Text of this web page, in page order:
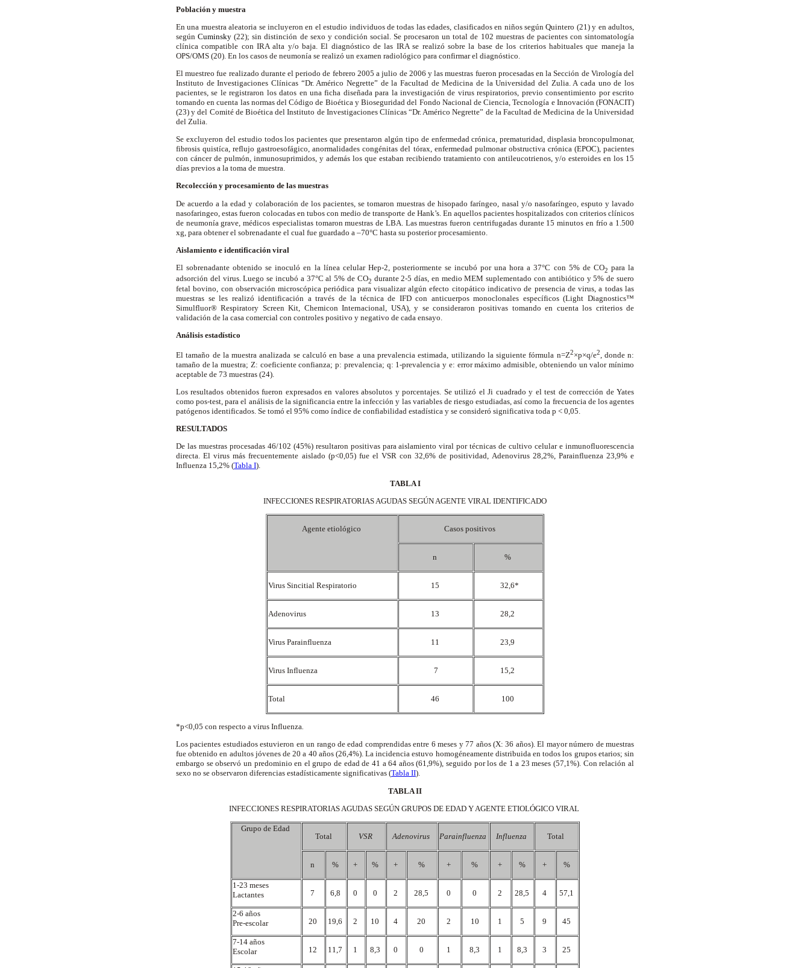
Población y muestra
En una muestra aleatoria se incluyeron en el estudio individuos de todas las edades, clasificados en niños según Quintero (21) y en adultos,
segúnCuminsky (22); sin distinción de sexo y condición social. Se procesaron un total de 102 muestras de pacientes con sintomatología
clínica compatible con IRA alta y/o baja. El diagnóstico de las IRA se realizó sobre la base de los criterios habituales que maneja la
OPS/OMS (20). En los casos de neumonía se realizó un examen radiológico para confirmar el diagnóstico.
El muestreo fue realizado durante el periodo de febrero 2005 a julio de 2006 y las muestras fueron procesadas en la Sección de Virología del
Instituto de Investigaciones Clínicas “Dr. Américo Negrette” de la Facultad de Medicina de la Universidad del Zulia. A cada uno de los
pacientes, se le registraron los datos en una ficha diseñada para la investigación de virus respiratorios, previo consentimiento por escrito
tomando en cuenta las normas del Código de Bioética y Bioseguridad del Fondo Nacional de Ciencia, Tecnología e Innovación (FONACIT)
(23) y del Comité de Bioética del Instituto de Investigaciones Clínicas “Dr. Américo Negrette” de la Facultad de Medicina de la Universidad
del Zulia.
Se excluyeron del estudio todos los pacientes que presentaron algún tipo de enfermedad crónica, prematuridad, displasia broncopulmonar,
fibrosis quistíca, reflujo gastroesofágico, anormalidades congénitas del tórax, enfermedad pulmonar obstructiva crónica (EPOC), pacientes
con cáncer de pulmón, inmunosuprimidos, y además los que estaban recibiendo tratamiento con antileucotrienos, y/o esteroides en los 15
días previos a la toma de muestra.
Recolección y procesamiento de las muestras
De acuerdo a la edad y colaboración de los pacientes, se tomaron muestras de hisopado faríngeo, nasal y/o nasofaríngeo, esputo y lavado
nasofaringeo, estas fueron colocadas en tubos con medio de transporte de Hank’s. En aquellos pacientes hospitalizados con criterios clínicos
de neumonía grave, médicos especialistas tomaron muestras de LBA. Las muestras fueron centrifugadas durante 15 minutos en frío a 1.500
xg, para obtener el sobrenadante el cual fue guardado a –70°C hasta su posterior procesamiento.
Aislamiento e identificación viral
El sobrenadante obtenido se inoculó en la línea celular Hep-2, posteriormente se incubó por una hora a 37°C con 5% de CO2 para la
adsorción del virus. Luego se incubó a 37°C al 5% de CO2 durante 2-5 días, en medio MEM suplementado con antibiótico y 5% de suero
fetal bovino, con observación microscópica periódica para visualizar algún efecto citopático indicativo de presencia de virus, a todas las
muestras se les realizó identificación a través de la técnica de IFD con anticuerpos monoclonales específicos (Light Diagnostics™
Simulfluor® Respiratory Screen Kit, Chemicon Internacional, USA), y se consideraron positivas tomando en cuenta los criterios de
validación de la casa comercial con controles positivo y negativo de cada ensayo.
Análisis estadístico
El tamaño de la muestra analizada se calculó en base a una prevalencia estimada, utilizando la siguiente fórmula n=Z2×p×q/e2
, donde n:
tamaño de la muestra; Z: coeficiente confianza; p: prevalencia; q: 1-prevalencia y e: error máximo admisible, obteniendo un valor mínimo
aceptable de 73 muestras (24).
Los resultados obtenidos fueron expresados en valores absolutos y porcentajes. Se utilizó el Ji cuadrado y el test de corrección de Yates
como pos-test, para el análisis de la significancia entre la infección y las variables de riesgo estudiadas, así como la frecuencia de los agentes
patógenos identificados. Se tomó el 95% como índice de confiabilidad estadística y se consideró significativa toda p < 0,05.
RESULTADOS
De las muestras procesadas 46/102 (45%) resultaron positivas para aislamiento viral por técnicas de cultivo celular e inmunofluorescencia
directa. El virus más frecuentemente aislado (p<0,05) fue el VSR con 32,6% de positividad, Adenovirus 28,2%, Parainfluenza 23,9% e
Influenza 15,2% (Tabla I).
TABLA I
INFECCIONES RESPIRATORIAS AGUDAS SEGÚN AGENTE VIRAL IDENTIFICADO
Agente etiológico Casos positivos
n %
Virus Sincitial Respiratorio 15 32,6*
Adenovirus 13 28,2
Virus Parainfluenza 11 23,9
Virus Influenza 7 15,2
Total 46 100
*p<0,05 con respecto a virus Influenza.
Los pacientes estudiados estuvieron en un rango de edad comprendidas entre 6 meses y 77 años (X: 36 años). El mayor número de muestras
fue obtenido en adultos jóvenes de 20 a 40 años (26,4%). La incidencia estuvo homogéneamente distribuida en todos los grupos etarios; sin
embargo se observó un predominio en el grupo de edad de 41 a 64 años (61,9%), seguido por los de 1 a 23 meses (57,1%). Con relación al
sexo no se observaron diferencias estadísticamente significativas (Tabla II).
TABLA II
INFECCIONES RESPIRATORIAS AGUDAS SEGÚN GRUPOS DE EDAD Y AGENTE ETIOLÓGICO VIRAL
Grupo de Edad
Total
VSR Adenovirus Parainfluenza Influenza Total
n % + % + % + % + % + %
1-23 meses
Lactantes
7 6,8 0 0 2 28,5 0 0 2 28,5 4 57,1
2-6 años
Pre-escolar
20 19,6 2 10 4 20 2 10 1 5 9 45
7-14 años
Escolar
12 11,7 1 8,3 0 0 1 8,3 1 8,3 3 25